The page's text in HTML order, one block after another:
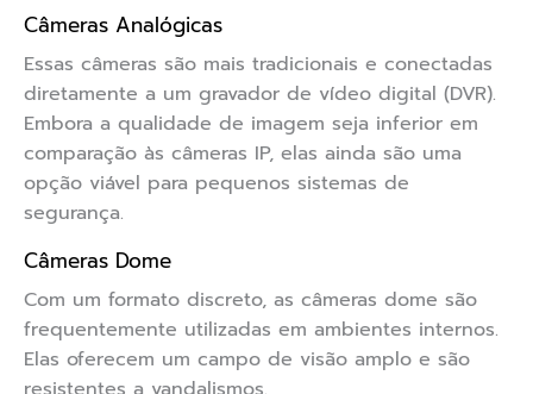
Câmeras Analógicas
Essas câmeras são mais tradicionais e conectadas
diretamente a um gravador de vídeo digital (DVR).
Embora a qualidade de imagem seja inferior em
comparação às câmeras IP, elas ainda são uma
opção viável para pequenos sistemas de
segurança.
Câmeras Dome
Com um formato discreto, as câmeras dome são
frequentemente utilizadas em ambientes internos.
Elas oferecem um campo de visão amplo e são